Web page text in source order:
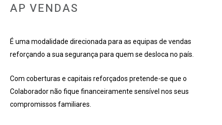
AP VENDAS
É uma modalidade direcionada para as equipas de vendas
reforçando a sua segurança para quem se desloca no país.
Com coberturas e capitais reforçados pretende-se que o
Colaborador não fique financeiramente sensível nos seus
compromissos familiares.